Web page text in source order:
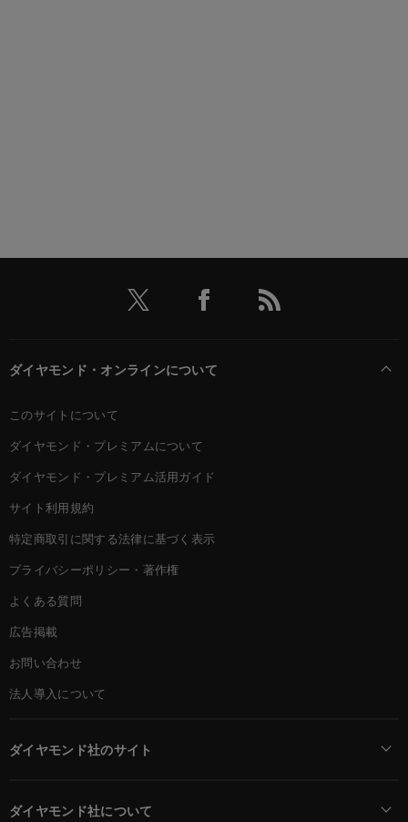
ダイヤモンド・オンラインについて
このサイトについて
ダイヤモンド・プレミアムについて
ダイヤモンド・プレミアム活用ガイド
サイト利用規約
特定商取引に関する法律に基づく表示
プライバシーポリシー・著作権
よくある質問
広告掲載
お問い合わせ
法人導入について
ダイヤモンド社のサイト
ダイヤモンド社について